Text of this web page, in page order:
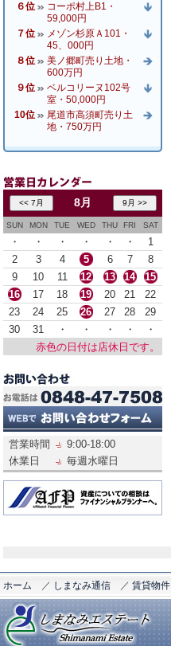
６位
コーポ村上B1・
59,000円
７位
メゾン杉原Ａ101・
45、000円
８位
美ノ郷町売り土地・
600万円
９位
ベルコリーヌ102号
室・50,000円
10位
尾道市高須町売り土
地・750万円
8月
SUN MON TUE WED THU FRI SAT
・ ・ ・ ・ ・ ・
1
2
3 4 5 6 7
8
9
10 11 12 13 14
15
16
17 18 19 20 21
22
23
24 25 26 27 28
29
30
31 ・ ・ ・ ・
・
赤色の日付は店休日です。
営業時間
9:00-18:00
休業日
毎週水曜日
ホーム ／ しまなみ通信 ／ 賃貸物件